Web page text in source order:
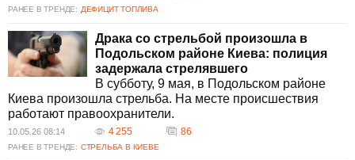
инциденты, проводят проверки, задерживают
подозреваемых и применяют меры
пресечения. Они стремятся обеспечить
правопорядок и минимизировать насилие в
обществе, руководствуясь законами и
нормативными актами.
Какова роль средств массовой
информации в освещении драк?
Масс-медиа играют важную роль в
РАНЕЕ В ТРЕНДЕ: ДЕФИЦИТ ТОПЛИВА
Драка со стрельбой произошла в
Подольском районе Киева: полиция
задержала стрелявшего
В субботу, 9 мая, в Подольском районе
Киева произошла стрельба. На месте происшествия
работают правоохранители.
10.05.26 08:14 4 255 86
РАНЕЕ В ТРЕНДЕ: СТРЕЛЬБА В КИЕВЕ